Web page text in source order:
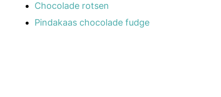
Chocolade rotsen
Pindakaas chocolade fudge